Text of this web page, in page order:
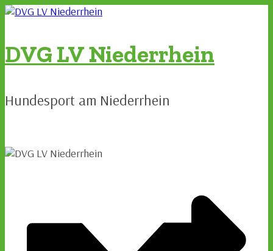
Zum
DVG LV Niederrhein
Hundesport am Niederrhein